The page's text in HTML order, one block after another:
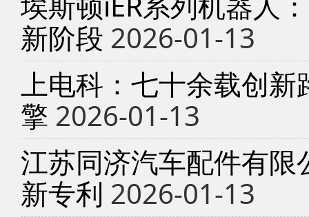
新阶段 2026-01-13
上电科：七十余载创
擎 2026-01-13
江苏同济汽车配件有
新专利 2026-01-13